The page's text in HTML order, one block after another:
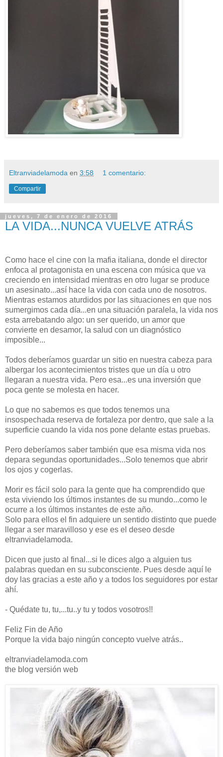
Eltranviadelamoda en 3:58 1 comentario:
Compartir
jueves, 7 de enero de 2016
LA VIDA...NUNCA VUELVE ATRÁS
Como hace el cine con la mafia italiana, donde el director
enfoca al protagonista en una escena con música que va
creciendo en intensidad mientras en otro lugar se produce
un asesinato...así hace la vida con cada uno de nosotros.
Mientras estamos aturdidos por las situaciones en que nos
sumergimos cada día...en una situación paralela, la vida nos
esta arrebatando algo: un ser querido, un amor que
convierte en desamor, la salud con un diagnóstico
imposible...
Todos deberíamos guardar un sitio en nuestra cabeza para
albergar los acontecimientos tristes que un día u otro
llegaran a nuestra vida. Pero esa...es una inversión que
poca gente se molesta en hacer.
Lo que no sabemos es que todos tenemos una
insospechada reserva de fortaleza por dentro, que sale a la
superficie cuando la vida nos pone delante estas pruebas.
Pero deberíamos saber también que esa misma vida nos
depara segundas oportunidades...Solo tenemos que abrir
los ojos y cogerlas.
Morir es fácil solo para la gente que ha comprendido que
esta viviendo los últimos instantes de su mundo...como le
ocurre a los últimos instantes de este año.
Solo para ellos el fin adquiere un sentido distinto que puede
llegar a ser maravilloso y ese es el deseo desde
eltranviadelamoda.
Dicen que justo al final...si le dices algo a alguien tus
palabras quedan en su subconsciente. Pues desde aquí le
doy las gracias a este año y a todos los seguidores por estar
ahí.
- Quédate tu, tu,...tu..y tu y todos vosotros!!
Feliz Fin de Año
Porque la vida bajo ningún concepto vuelve atrás..
eltranviadelamoda.com
the blog versión web